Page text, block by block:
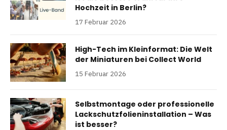
Hochzeit in Berlin?
17 Februar 2026
High-Tech im Kleinformat: Die Welt
der Miniaturen bei Collect World
15 Februar 2026
Selbstmontage oder professionelle
Lackschutzfolieninstallation – Was
ist besser?